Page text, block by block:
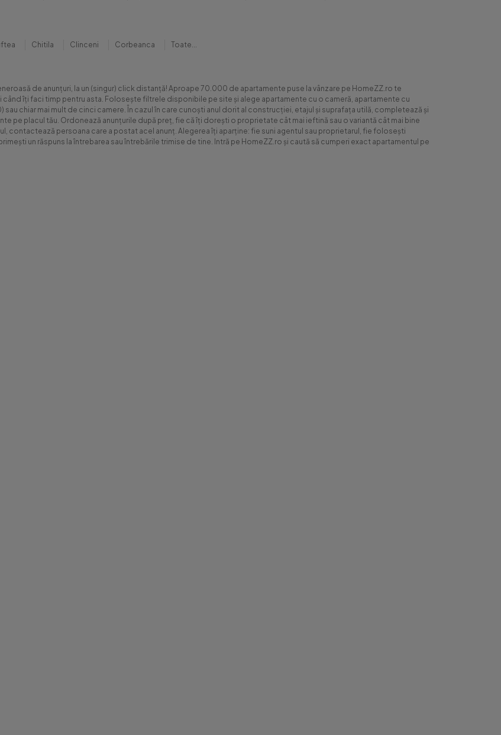
Chitila Clinceni Corbeanca Toate...
de anunțuri, la un (singur) click distanță! Aproape 70.000 de apartamente puse la vânzare pe HomeZZ.ro te
îți faci timp pentru asta. Folosește filtrele disponibile pe site și alege apartamente cu o cameră, apartamente cu
chiar mai mult de cinci camere. În cazul în care cunoști anul dorit al construcției, etajul și suprafața utilă, completează și
pe placul tău. Ordonează anunțurile după preț, fie că îți dorești o proprietate cât mai ieftină sau o variantă cât mai bine
contactează persoana care a postat acel anunț. Alegerea îți aparține: fie suni agentul sau proprietarul, fie folosești
un răspuns la întrebarea sau întrebările trimise de tine. Intră pe HomeZZ.ro și caută să cumperi exact apartamentul pe